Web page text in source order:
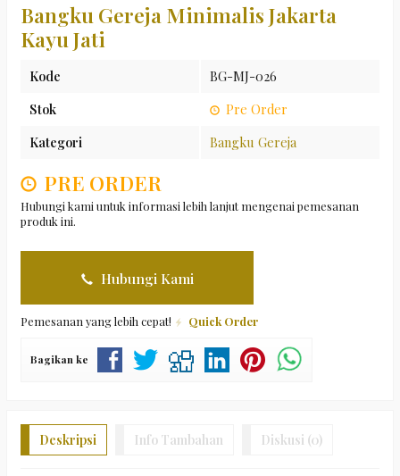
Bangku Gereja Minimalis Jakarta
Kayu Jati
Kode
BG-MJ-026
Stok
Pre Order
Kategori
Bangku Gereja
PRE ORDER
Hubungi kami untuk informasi lebih lanjut mengenai pemesanan
produk ini.
Hubungi Kami
Pemesanan yang lebih cepat! Quick Order
Bagikan ke
Deskripsi Info Tambahan Diskusi (0)